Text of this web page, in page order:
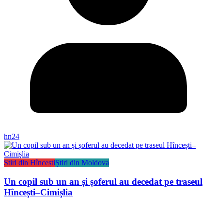
hn24
Știri din HînceștiȘtiri din Moldova
Un copil sub un an și șoferul au decedat pe traseul
Hîncești–Cimișlia